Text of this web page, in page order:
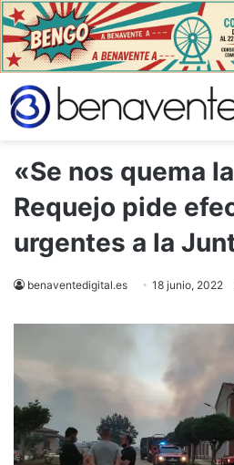
«Se nos quema
Requejo pide
urgentes a la
benaventedigital.es 18 junio, 2022